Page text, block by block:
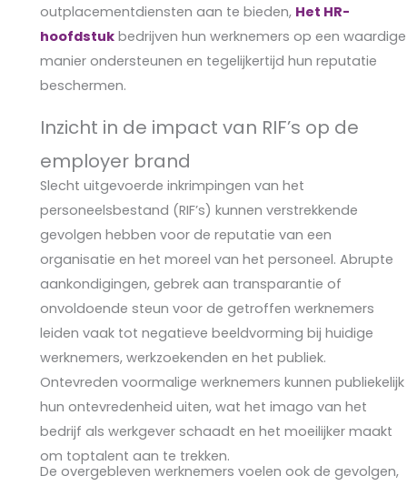
outplacementdiensten aan te bieden, Het HR-
hoofdstuk bedrijven hun werknemers op een waardige
manier ondersteunen en tegelijkertijd hun reputatie
beschermen.
Inzicht in de impact van RIF’s op de
employer brand
Slecht uitgevoerde inkrimpingen van het
personeelsbestand (RIF’s) kunnen verstrekkende
gevolgen hebben voor de reputatie van een
organisatie en het moreel van het personeel. Abrupte
aankondigingen, gebrek aan transparantie of
onvoldoende steun voor de getroffen werknemers
leiden vaak tot negatieve beeldvorming bij huidige
werknemers, werkzoekenden en het publiek.
Ontevreden voormalige werknemers kunnen publiekelijk
hun ontevredenheid uiten, wat het imago van het
bedrijf als werkgever schaadt en het moeilijker maakt
om toptalent aan te trekken.
De overgebleven werknemers voelen ook de gevolgen,